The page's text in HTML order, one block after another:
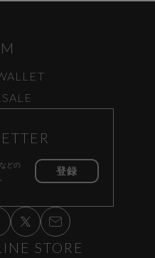
SALE
どの
登録
STORE